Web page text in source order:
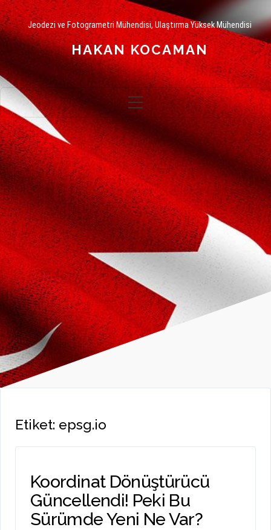
Jeodezi ve Fotogrametri Mühendisi, Ulaştırma Yüksek Mühendisi
HAKAN KOCAMAN
Etiket: epsg.io
Koordinat Dönüştürücü
Güncellendi! Peki Bu
Sürümde Yeni Ne Var?